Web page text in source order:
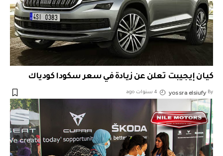
كيان إيجيبت تعلن عن زيادة في سعر سكودا كودياك
By
yossra elsiufy 4 سنوات ago